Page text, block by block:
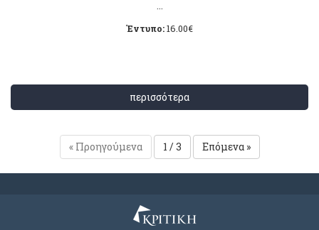
Έντυπο:16.00€
περισσότερα
« Προηγούμενα 1 / 3 Επόμενα »